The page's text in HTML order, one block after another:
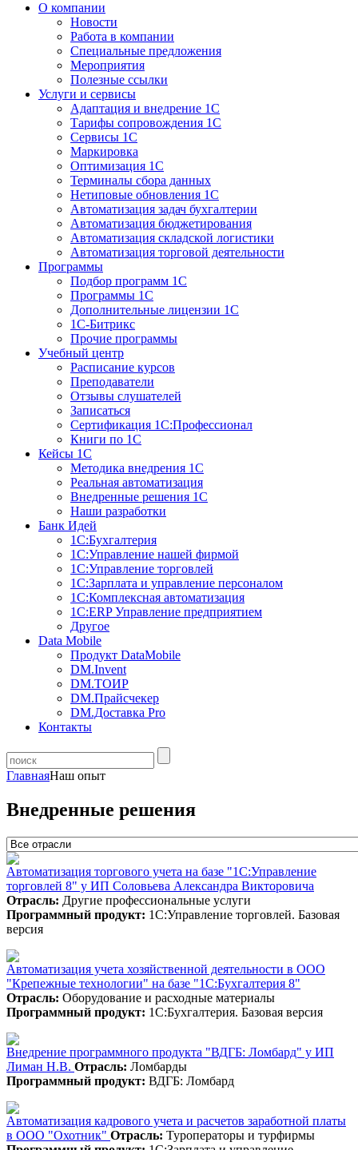
О компании
Новости
Работа в компании
Специальные предложения
Мероприятия
Полезные ссылки
Услуги и сервисы
Адаптация и внедрение 1С
Тарифы сопровождения 1С
Сервисы 1С
Маркировка
Оптимизация 1С
Терминалы сбора данных
Нетиповые обновления 1С
Автоматизация задач бухгалтерии
Автоматизация бюджетирования
Автоматизация складской логистики
Автоматизация торговой деятельности
Программы
Подбор программ 1С
Программы 1С
Дополнительные лицензии 1С
1С-Битрикс
Прочие программы
Учебный центр
Расписание курсов
Преподаватели
Отзывы слушателей
Записаться
Сертификация 1С:Профессионал
Книги по 1С
Кейсы 1С
Методика внедрения 1С
Реальная автоматизация
Внедренные решения 1С
Наши разработки
Банк Идей
1С:Бухгалтерия
1С:Управление нашей фирмой
1С:Управление торговлей
1С:Зарплата и управление персоналом
1С:Комплексная автоматизация
1С:ERP Управление предприятием
Другое
Data Mobile
Продукт DataMobile
DM.Invent
DM.ТОИР
DM.Прайсчекер
DM.Доставка Pro
Контакты
ГлавнаяНаш опыт
Внедренные решения
Автоматизация торгового учета на базе "1С:Управление
торговлей 8" у ИП Соловьева Александра Викторовича
Отрасль: Другие профессиональные услуги
Программный продукт: 1С:Управление торговлей. Базовая
версия
Автоматизация учета хозяйственной деятельности в ООО
"Крепежные технологии" на базе "1С:Бухгалтерия 8"
Отрасль: Оборудование и расходные материалы
Программный продукт: 1С:Бухгалтерия. Базовая версия
Внедрение программного продукта "ВДГБ: Ломбард" у ИП
Лиман Н.В. Отрасль: Ломбарды
Программный продукт: ВДГБ: Ломбард
Автоматизация кадрового учета и расчетов заработной платы
в ООО "Охотник" Отрасль: Туроператоры и турфирмы